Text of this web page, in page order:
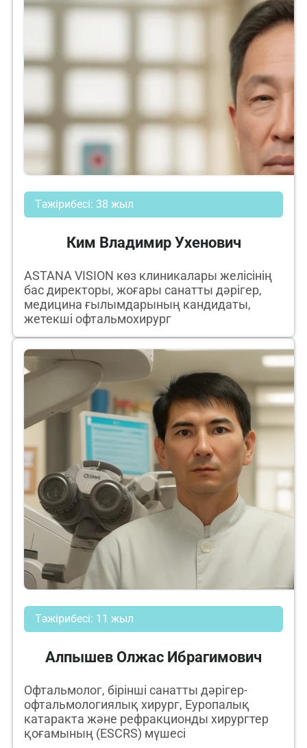
Тәжірибесі: 38 жыл
Ким Владимир Ухенович
ASTANA VISION көз клиникалары желісінің
бас директоры, жоғары санатты дәрігер,
медицина ғылымдарының кандидаты,
жетекші офтальмохирург
Тәжірибесі: 11 жыл
Алпышев Олжас Ибрагимович
Офтальмолог, бірінші санатты дәрігер-
офтальмологиялық хирург, Еуропалық
катаракта және рефракционды хирургтер
қоғамының (ESCRS) мүшесі